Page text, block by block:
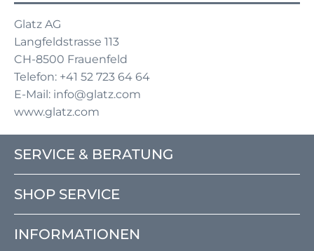
Glatz AG
Langfeldstrasse 113
CH-8500 Frauenfeld
Telefon: +41 52 723 64 64
E-Mail: info@glatz.com
www.glatz.com
SERVICE & BERATUNG
SHOP SERVICE
INFORMATIONEN